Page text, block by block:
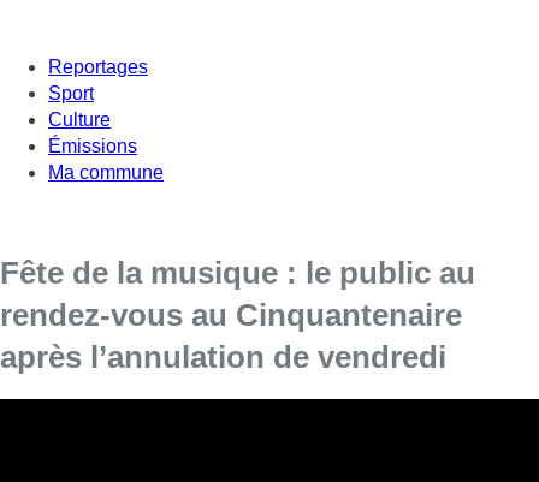
Reportages
Sport
Culture
Émissions
Ma commune
Fête de la musique : le public au
rendez-vous au Cinquantenaire
après l’annulation de vendredi